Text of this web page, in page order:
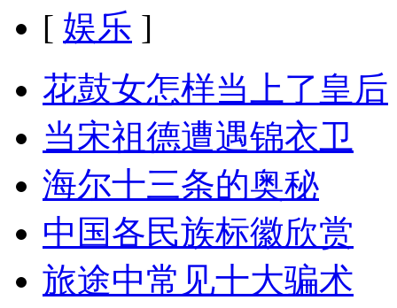
[ 娱乐 ]
花鼓女怎样当上了皇后
当宋祖德遭遇锦衣卫
海尔十三条的奥秘
中国各民族标徽欣赏
旅途中常见十大骗术